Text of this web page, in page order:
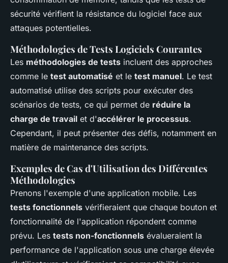
sécurité vérifient la résistance du logiciel face aux
attaques potentielles.
Méthodologies de Tests Logiciels Courantes
Les méthodologies de tests incluent des approches
comme le test automatisé et le test manuel. Le test
automatisé utilise des scripts pour exécuter des
scénarios de tests, ce qui permet de réduire la
charge de travail et d'accélérer le processus.
Cependant, il peut présenter des défis, notamment en
matière de maintenance des scripts.
Exemples de Cas d'Utilisation des Différentes
Méthodologies
Prenons l'exemple d'une application mobile. Les
tests fonctionnels vérifieraient que chaque bouton et
fonctionnalité de l'application répondent comme
prévu. Les tests non-fonctionnels évalueraient la
performance de l'application sous une charge élevée